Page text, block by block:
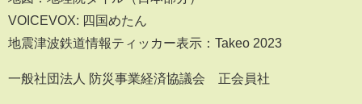
VOICEVOX: 四国めたん
地震津波鉄道情報ティッカー表示：Takeo 2023
一般社団法人 防災事業経済協議会 正会員社